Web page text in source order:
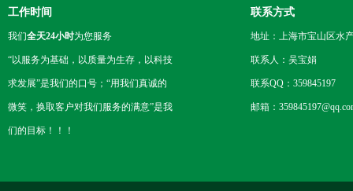
工作时间
我们全天24小时为您服务
“以服务为基础，以质量为生存，以科技
求发展”是我们的口号；“用我们真诚的
微笑，换取客户对我们服务的满意”是我
们的目标！！！
联系方式
地址：上海市宝山区水
联系人：吴宝娟
联系QQ：359845197
邮箱：